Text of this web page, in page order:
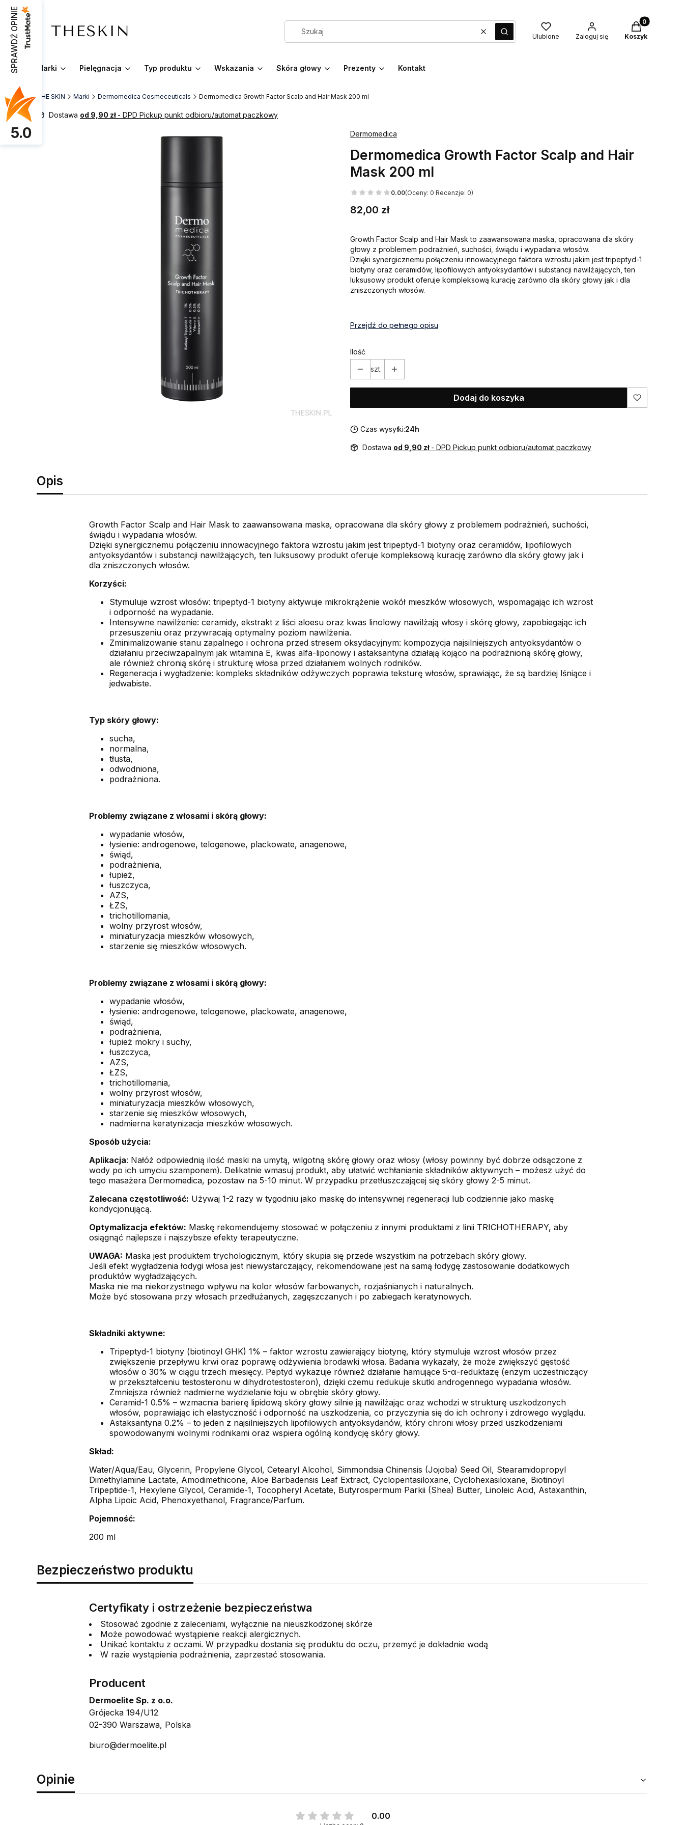
WyczyśćSzukaj Ulubione Zaloguj się
Produkty w
Koszyk
Marki Pielęgnacja Typ produktu Wskazania Skóra głowy Prezenty Kontakt
THE SKIN Marki Dermomedica Cosmeceuticals Dermomedica Growth Factor Scalp and Hair Mask 200 ml
Dostawa od 9,90 zł - DPD Pickup punkt odbioru/automat paczkowy
Dermomedica
Dermomedica Growth Factor Scalp and Hair
Mask 200 ml
0.00(Oceny: 0 Recenzje: 0)
Cena
82,00 zł
Growth Factor Scalp and Hair Mask to zaawansowana maska, opracowana dla skóry
głowy z problemem podrażnień, suchości, świądu i wypadania włosów.
Dzięki synergicznemu połączeniu innowacyjnego faktora wzrostu jakim jest tripeptyd-1
biotyny oraz ceramidów, lipofilowych antyoksydantów i substancji nawilżających, ten
luksusowy produkt oferuje kompleksową kurację zarówno dla skóry głowy jak i dla
zniszczonych włosów.
Przejdź do pełnego opisu
Ilość
szt.
Dodaj do koszyka
Czas wysyłki:24h
Dostawa od 9,90 zł - DPD Pickup punkt odbioru/automat paczkowy
Opis
Growth Factor Scalp and Hair Mask to zaawansowana maska, opracowana dla skóry głowy z problemem podrażnień, suchości,
świądu i wypadania włosów.
Dzięki synergicznemu połączeniu innowacyjnego faktora wzrostu jakim jest tripeptyd-1 biotyny oraz ceramidów, lipofilowych
antyoksydantów i substancji nawilżających, ten luksusowy produkt oferuje kompleksową kurację zarówno dla skóry głowy jak i
dla zniszczonych włosów.
Korzyści:
Stymuluje wzrost włosów: tripeptyd-1 biotyny aktywuje mikrokrążenie wokół mieszków włosowych, wspomagając ich wzrost
i odporność na wypadanie.
Intensywne nawilżenie: ceramidy, ekstrakt z liści aloesu oraz kwas linolowy nawilżają włosy i skórę głowy, zapobiegając ich
przesuszeniu oraz przywracają optymalny poziom nawilżenia.
Zminimalizowanie stanu zapalnego i ochrona przed stresem oksydacyjnym: kompozycja najsilniejszych antyoksydantów o
działaniu przeciwzapalnym jak witamina E, kwas alfa-liponowy i astaksantyna działają kojąco na podrażnioną skórę głowy,
ale również chronią skórę i strukturę włosa przed działaniem wolnych rodników.
Regeneracja i wygładzenie: kompleks składników odżywczych poprawia teksturę włosów, sprawiając, że są bardziej lśniące i
jedwabiste.
Typ skóry głowy:
sucha,
normalna,
tłusta,
odwodniona,
podrażniona.
Problemy związane z włosami i skórą głowy:
wypadanie włosów,
łysienie: androgenowe, telogenowe, plackowate, anagenowe,
świąd,
podrażnienia,
łupież,
łuszczyca,
AZS,
ŁZS,
trichotillomania,
wolny przyrost włosów,
miniaturyzacja mieszków włosowych,
starzenie się mieszków włosowych.
Problemy związane z włosami i skórą głowy:
wypadanie włosów,
łysienie: androgenowe, telogenowe, plackowate, anagenowe,
świąd,
podrażnienia,
łupież mokry i suchy,
łuszczyca,
AZS,
ŁZS,
trichotillomania,
wolny przyrost włosów,
miniaturyzacja mieszków włosowych,
starzenie się mieszków włosowych,
nadmierna keratynizacja mieszków włosowych.
Sposób użycia:
Aplikacja: Nałóż odpowiednią ilość maski na umytą, wilgotną skórę głowy oraz włosy (włosy powinny być dobrze odsączone z
wody po ich umyciu szamponem). Delikatnie wmasuj produkt, aby ułatwić wchłanianie składników aktywnych – możesz użyć do
tego masażera Dermomedica, pozostaw na 5-10 minut. W przypadku przetłuszczającej się skóry głowy 2-5 minut.
Zalecana częstotliwość: Używaj 1-2 razy w tygodniu jako maskę do intensywnej regeneracji lub codziennie jako maskę
kondycjonującą.
Optymalizacja efektów: Maskę rekomendujemy stosować w połączeniu z innymi produktami z linii TRICHOTHERAPY, aby
osiągnąć najlepsze i najszybsze efekty terapeutyczne.
UWAGA: Maska jest produktem trychologicznym, który skupia się przede wszystkim na potrzebach skóry głowy.
Jeśli efekt wygładzenia łodygi włosa jest niewystarczający, rekomendowane jest na samą łodygę zastosowanie dodatkowych
produktów wygładzających.
Maska nie ma niekorzystnego wpływu na kolor włosów farbowanych, rozjaśnianych i naturalnych.
Może być stosowana przy włosach przedłużanych, zagęszczanych i po zabiegach keratynowych.
Składniki aktywne:
Tripeptyd-1 biotyny (biotinoyl GHK) 1% – faktor wzrostu zawierający biotynę, który stymuluje wzrost włosów przez
zwiększenie przepływu krwi oraz poprawę odżywienia brodawki włosa. Badania wykazały, że może zwiększyć gęstość
włosów o 30% w ciągu trzech miesięcy. Peptyd wykazuje również działanie hamujące 5-α-reduktazę (enzym uczestniczący
w przekształceniu testosteronu w dihydrotestosteron), dzięki czemu redukuje skutki androgennego wypadania włosów.
Zmniejsza również nadmierne wydzielanie łoju w obrębie skóry głowy.
Ceramid-1 0.5% – wzmacnia barierę lipidową skóry głowy silnie ją nawilżając oraz wchodzi w strukturę uszkodzonych
włosów, poprawiając ich elastyczność i odporność na uszkodzenia, co przyczynia się do ich ochrony i zdrowego wyglądu.
Astaksantyna 0.2% – to jeden z najsilniejszych lipofilowych antyoksydanów, który chroni włosy przed uszkodzeniami
spowodowanymi wolnymi rodnikami oraz wspiera ogólną kondycję skóry głowy.
Skład:
Water/Aqua/Eau, Glycerin, Propylene Glycol, Cetearyl Alcohol, Simmondsia Chinensis (Jojoba) Seed Oil, Stearamidopropyl
Dimethylamine Lactate, Amodimethicone, Aloe Barbadensis Leaf Extract, Cyclopentasiloxane, Cyclohexasiloxane, Biotinoyl
Tripeptide-1, Hexylene Glycol, Ceramide-1, Tocopheryl Acetate, Butyrospermum Parkii (Shea) Butter, Linoleic Acid, Astaxanthin,
Alpha Lipoic Acid, Phenoxyethanol, Fragrance/Parfum.
Pojemność:
200 ml
Bezpieczeństwo produktu
Certyfikaty i ostrzeżenie bezpieczeństwa
Stosować zgodnie z zaleceniami, wyłącznie na nieuszkodzonej skórze
Może powodować wystąpienie reakcji alergicznych.
Unikać kontaktu z oczami. W przypadku dostania się produktu do oczu, przemyć je dokładnie wodą
W razie wystąpienia podrażnienia, zaprzestać stosowania.
Producent
Dermoelite Sp. z o.o.
Grójecka 194/U12
02-390 Warszawa, Polska
biuro@dermoelite.pl
Opinie
0.00
SPRAWDŹ OPINIE
5.0